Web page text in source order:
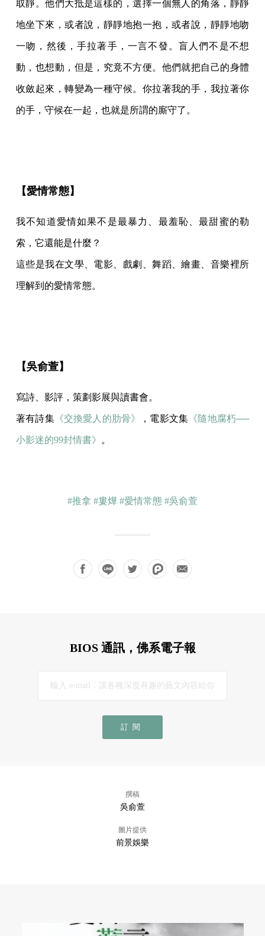
取靜。他們大抵是這樣的，選擇一個無人的角落，靜靜
地坐下來，或者說，靜靜地抱一抱，或者說，靜靜地吻
一吻，然後，手拉著手，一言不發。盲人們不是不想
動，也想動，但是，究竟不方便。他們就把自己的身體
收斂起來，轉變為一種守候。你拉著我的手，我拉著你
的手，守候在一起，也就是所謂的廝守了。
【愛情常態】
我不知道愛情如果不是最暴力、最羞恥、最甜蜜的勒
索，它還能是什麼？
這些是我在文學、電影、戲劇、舞蹈、繪畫、音樂裡所
理解到的愛情常態。
【吳俞萱】
寫詩、影評，策劃影展與讀書會。
著有詩集《交換愛人的肋骨》 ，電影文集 《隨地腐朽──
小影迷的99封情書》 。
#推拿 #婁燁 #愛情常態 #吳俞萱
BIOS 通訊，佛系電子報
訂閱
撰稿
吳俞萱
圖片提供
前景娛樂